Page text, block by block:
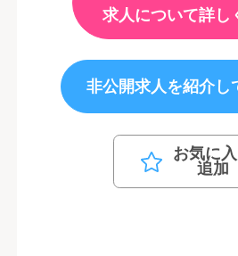
求人について詳し
非公開求人を紹介し
お気に
追加